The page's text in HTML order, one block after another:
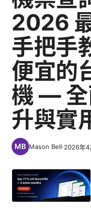
2026
手把手
便宜的
機 — 全
升與實
Mason Bell·2026年4